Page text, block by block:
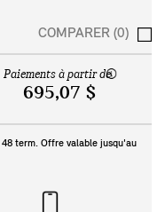
COMPARER (0)
Paiements à partir de
695,07 $
48 term. Offre valable jusqu'au